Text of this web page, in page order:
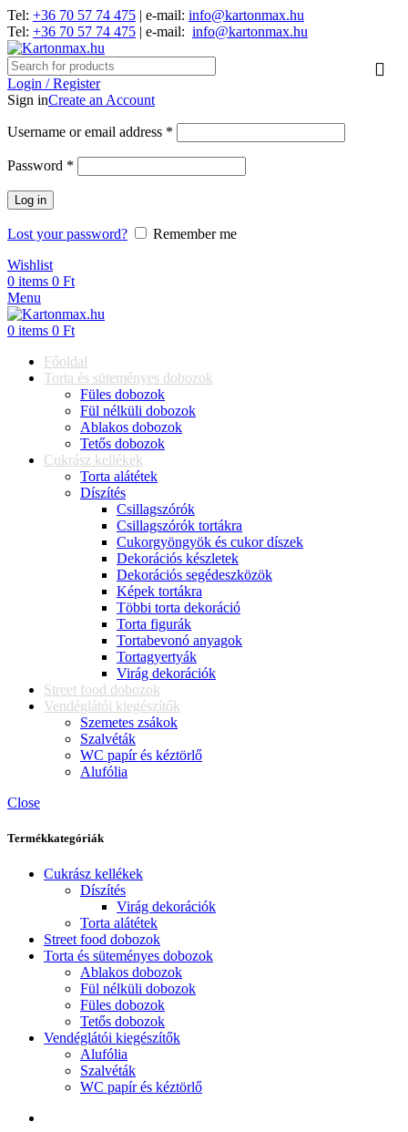
Tel: +36 70 57 74 475 | e-mail: info@kartonmax.hu
Tel: +36 70 57 74 475 | e-mail: info@kartonmax.hu
Login / Register
Sign inCreate an Account
Username or email address *
Password *
Log in
Lost your password?
Remember me
Wishlist
0 items 0 Ft
Menu
0 items 0 Ft
Főoldal
Torta és süteményes dobozok
Füles dobozok
Fül nélküli dobozok
Ablakos dobozok
Tetős dobozok
Cukrász kellékek
Torta alátétek
Díszítés
Csillagszórók
Csillagszórók tortákra
Cukorgyöngyök és cukor díszek
Dekorációs készletek
Dekorációs segédeszközök
Képek tortákra
Többi torta dekoráció
Torta figurák
Tortabevonó anyagok
Tortagyertyák
Virág dekorációk
Street food dobozok
Vendéglátói kiegészítők
Szemetes zsákok
Szalvéták
WC papír és kéztörlő
Alufólia
Close
Termékkategóriák
Cukrász kellékek
Díszítés
Virág dekorációk
Torta alátétek
Street food dobozok
Torta és süteményes dobozok
Ablakos dobozok
Fül nélküli dobozok
Füles dobozok
Tetős dobozok
Vendéglátói kiegészítők
Alufólia
Szalvéták
WC papír és kéztörlő